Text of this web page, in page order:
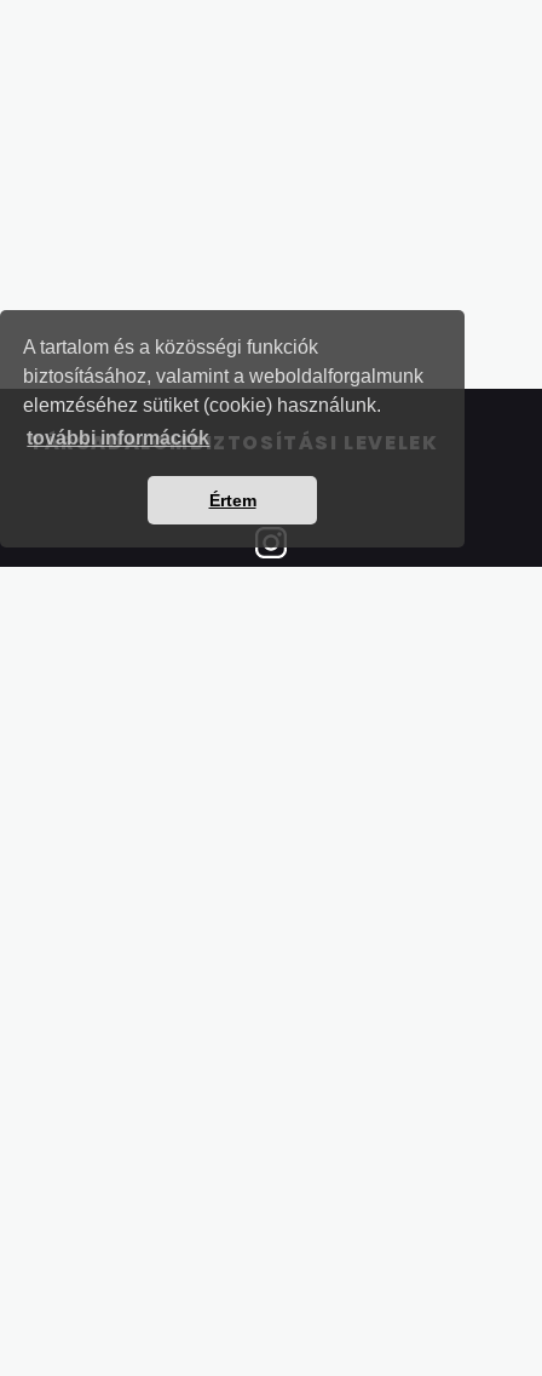
A tartalom és a közösségi funkciók
biztosításához, valamint a weboldalforgalmunk
elemzéséhez sütiket (cookie) használunk.
további információk
Értem
TÁRSADALOMBIZTOSÍTÁSI LEVELEK